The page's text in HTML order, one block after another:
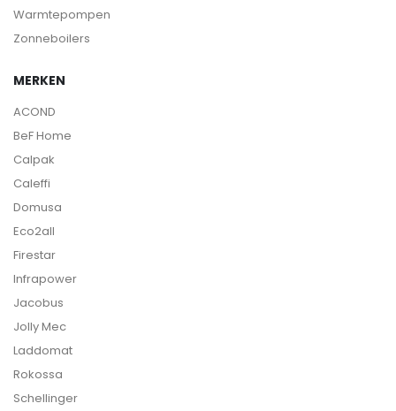
Warmtepompen
Zonneboilers
MERKEN
ACOND
BeF Home
Calpak
Caleffi
Domusa
Eco2all
Firestar
Infrapower
Jacobus
Jolly Mec
Laddomat
Rokossa
Schellinger